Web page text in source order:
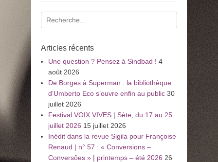
Recherche
pour
Articles récents
Une question ? Pensez à Sindbad ! 4
août 2026
De Borges à Superman : la bibliothèque
d’Umberto Eco s’ouvre enfin au public 30
juillet 2026
Festival VOIX VIVES | Sète, du 17 au 25
juillet 2026 15 juillet 2026
Inédit dans la revue Sigila pour Françoise
Renaud | n° 57 : « Conversions –
Conversões » | printemps – été 2026 26